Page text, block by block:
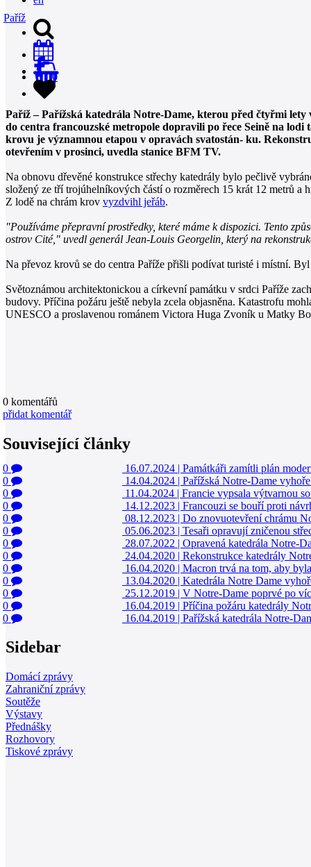
0
Paříž
Paříž – Pařížská katedrála Notre-Dame, kterou před čtyřmi
do centra francouzské metropole dopravili po řece Seině na
krovu je významnou etapou v opravách svatostán- ku.
otevřením v prosinci, uvedla stanice BFM TV.
Na obnovu dřevěné konstrukce střechy katedrály bylo pečlivě
složený ze tří trojúhelníkových částí o rozměrech 15 krát 12 metrů a
Z lodě na chrám krov vyzdvihl jeřáb.
"Používáme přepravní prostředky, které máme k dispozici. Tento
ostrov Cité," uvedl generál Jean-Louis Georgelin, který na
Na převoz krovů se do centra Paříže přišli podívat turisté i místní.
Světoznámou architektonickou a církevní památku v srdci Paříže
budovy. Příčina požáru ještě nebyla zcela objasněna. Katastrofu
UNESCO a proslavenou románem Victora Huga Zvoník u Matky
0 komentářů
přidat komentář
Související články
0 16.07.2024 | Památkáři zamítli plán
0
14.04.2024 | Pařížská Notre-Dame
0
11.04.2024 | Francie vypsala výtvarnou
0
14.12.2023 | Francouzi se bouří proti
0
08.12.2023 | Do znovuotevření chrámu
0
05.06.2023 | Tesaři opravují zničenou
0
28.07.2022 | Opravená katedrála Notre-
0
24.04.2020 | Rekonstrukce katedrály
0
16.04.2020 | Macron trvá na tom, aby
0
13.04.2020 | Katedrála Notre Dame
0
25.12.2019 | V Notre-Dame poprvé po
0
16.04.2019 | Příčina požáru katedrály
0
16.04.2019 | Pařížská katedrála Notre-
Sidebar
Domácí zprávy
Zahraniční zprávy
Soutěže
Výstavy
Přednášky
Rozhovory
Tiskové zprávy